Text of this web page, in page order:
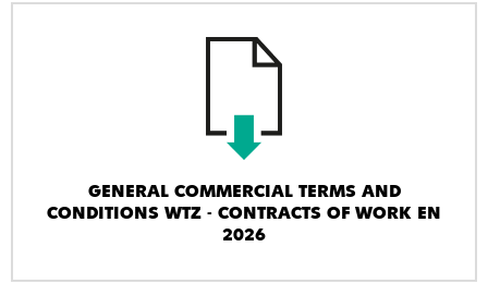
GENERAL COMMERCIAL TERMS AND
CONDITIONS WTZ - CONTRACTS OF WORK EN
2026